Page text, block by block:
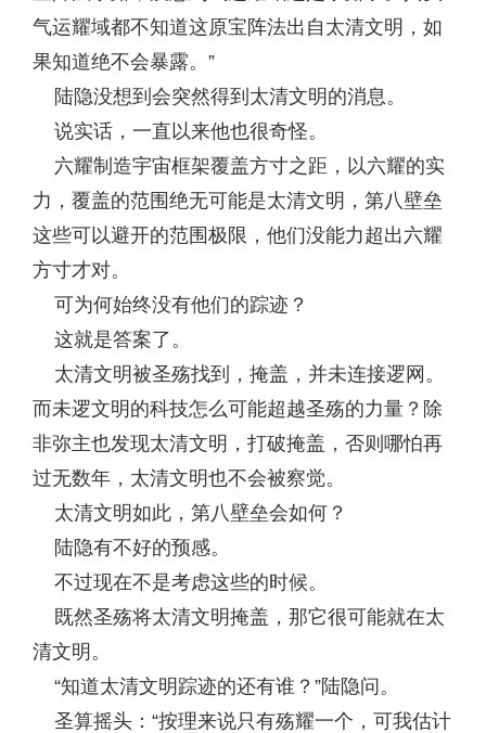
气运耀域都不知道这原宝阵法出自太清文明，如
果知道绝不会暴露。”
陆隐没想到会突然得到太清文明的消息。
说实话，一直以来他也很奇怪。
六耀制造宇宙框架覆盖方寸之距，以六耀的实
力，覆盖的范围绝无可能是太清文明，第八壁垒
这些可以避开的范围极限，他们没能力超出六耀
方寸才对。
可为何始终没有他们的踪迹？
这就是答案了。
太清文明被圣殇找到，掩盖，并未连接逻网。
而未逻文明的科技怎么可能超越圣殇的力量？除
非弥主也发现太清文明，打破掩盖，否则哪怕再
过无数年，太清文明也不会被察觉。
太清文明如此，第八壁垒会如何？
陆隐有不好的预感。
不过现在不是考虑这些的时候。
既然圣殇将太清文明掩盖，那它很可能就在太
清文明。
“知道太清文明踪迹的还有谁？”陆隐问。
圣算摇头：“按理来说只有殇耀一个，可我估计